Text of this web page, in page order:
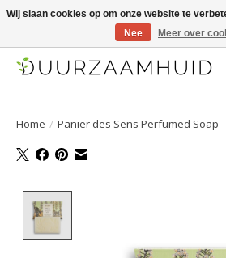
Duurzaamhuid, uw duurzame weg naar een
Home / Panier des Sens Perfumed Soap
Wij slaan cookies op om onze website te
Nee
Meer over